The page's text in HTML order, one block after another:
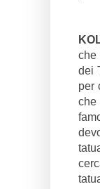
che
dei
per
che